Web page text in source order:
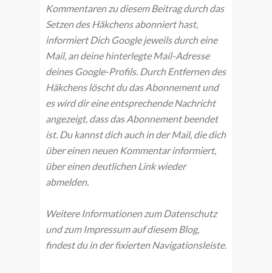
Kommentaren zu diesem Beitrag durch das
Setzen des Häkchens abonniert hast,
informiert Dich Google jeweils durch eine
Mail, an deine hinterlegte Mail-Adresse
deines Google-Profils. Durch Entfernen des
Häkchens löscht du das Abonnement und
es wird dir eine entsprechende Nachricht
angezeigt, dass das Abonnement beendet
ist. Du kannst dich auch in der Mail, die dich
über einen neuen Kommentar informiert,
über einen deutlichen Link wieder
abmelden.
Weitere Informationen zum Datenschutz
und zum Impressum auf diesem Blog,
findest du in der fixierten Navigationsleiste.